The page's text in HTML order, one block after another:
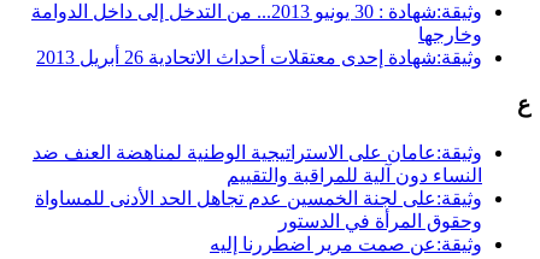
وثيقة:شهادة : 30 يونيو 2013... من التدخل إلى داخل الدوامة
وخارجها
وثيقة:شهادة إحدى معتقلات أحداث الاتحادية 26 أبريل 2013
ع
وثيقة:عامان على الاستراتيجية الوطنية لمناهضة العنف ضد
النساء دون آلية للمراقبة والتقييم
وثيقة:على لجنة الخمسين عدم تجاهل الحد الأدنى للمساواة
وحقوق المرأة في الدستور
وثيقة:عن صمت مرير اضطررنا إليه